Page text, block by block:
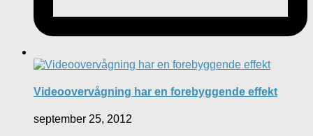
Videoovervågning har en forebyggende effekt
september 25, 2012